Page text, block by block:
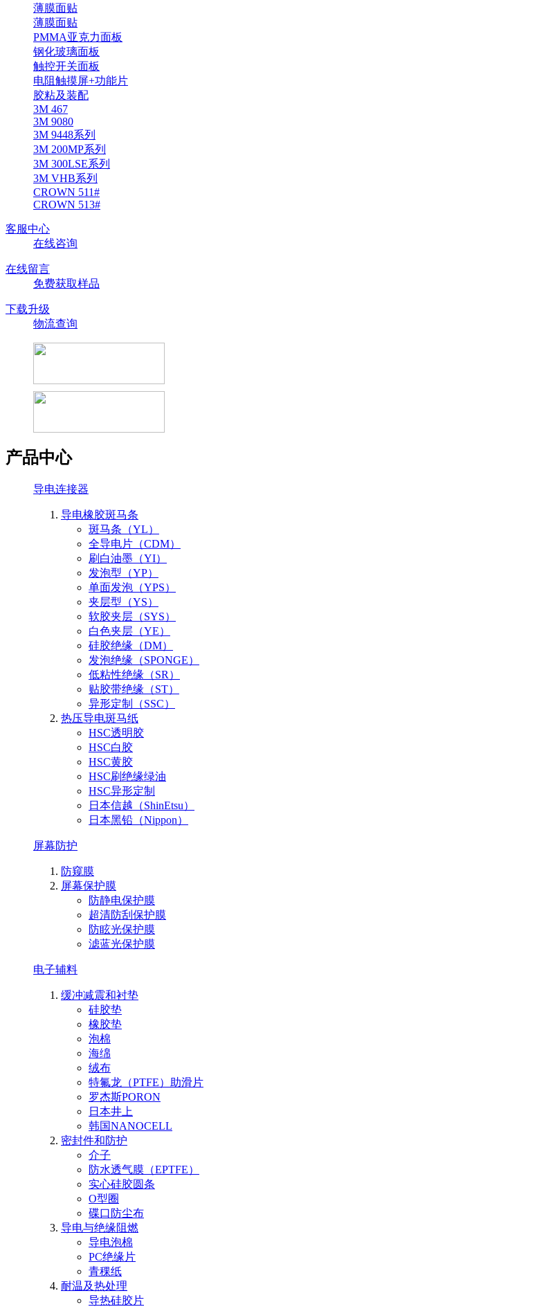
薄膜面贴
薄膜面贴
PMMA亚克力面板
钢化玻璃面板
触控开关面板
电阻触摸屏+功能片
胶粘及装配
3M 467
3M 9080
3M 9448系列
3M 200MP系列
3M 300LSE系列
3M VHB系列
CROWN 511#
CROWN 513#
客服中心
在线咨询
在线留言
免费获取样品
下载升级
物流查询
产品中心
导电连接器
导电橡胶斑马条
斑马条（YL）
全导电片（CDM）
刷白油墨（YI）
发泡型（YP）
单面发泡（YPS）
夹层型（YS）
软胶夹层（SYS）
白色夹层（YE）
硅胶绝缘（DM）
发泡绝缘（SPONGE）
低粘性绝缘（SR）
贴胶带绝缘（ST）
异形定制（SSC）
热压导电斑马纸
HSC透明胶
HSC白胶
HSC黄胶
HSC刷绝缘绿油
HSC异形定制
日本信越（ShinEtsu）
日本黑铅（Nippon）
屏幕防护
防窥膜
屏幕保护膜
防静电保护膜
超清防刮保护膜
防眩光保护膜
滤蓝光保护膜
电子辅料
缓冲减震和衬垫
硅胶垫
橡胶垫
泡棉
海绵
绒布
特氟龙（PTFE）助滑片
罗杰斯PORON
日本井上
韩国NANOCELL
密封件和防护
介子
防水透气膜（EPTFE）
实心硅胶圆条
O型圈
碟口防尘布
导电与绝缘阻燃
导电泡棉
PC绝缘片
青稞纸
耐温及热处理
导热硅胶片